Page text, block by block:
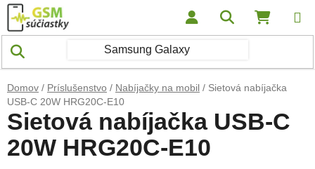
Prejsť na obsah Hľadať
Domov / Príslušenstvo / Nabíjačky na mobil / Sietová nabíjačka
USB-C 20W HRG20C-E10
Sietová nabíjačka USB-C
20W HRG20C-E10